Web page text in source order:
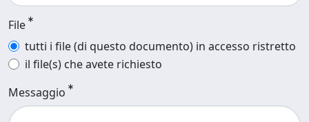
File
tutti i file (di questo documento) in accesso ristretto
il file(s) che avete richiesto
Messaggio